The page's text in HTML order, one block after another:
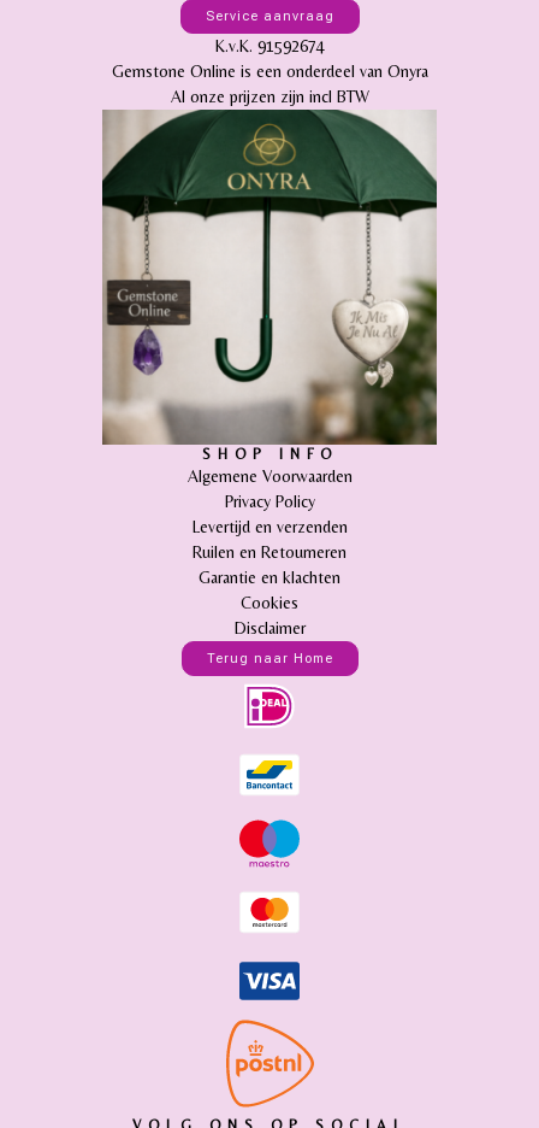
Service aanvraag
K.v.K. 91592674
Gemstone Online is een onderdeel van Onyra
Al onze prijzen zijn incl BTW
SHOP INFO
Algemene Voorwaarden
Privacy Policy
Levertijd en verzenden
Ruilen en Retourneren
Garantie en klachten
Cookies
Disclaimer
Terug naar Home